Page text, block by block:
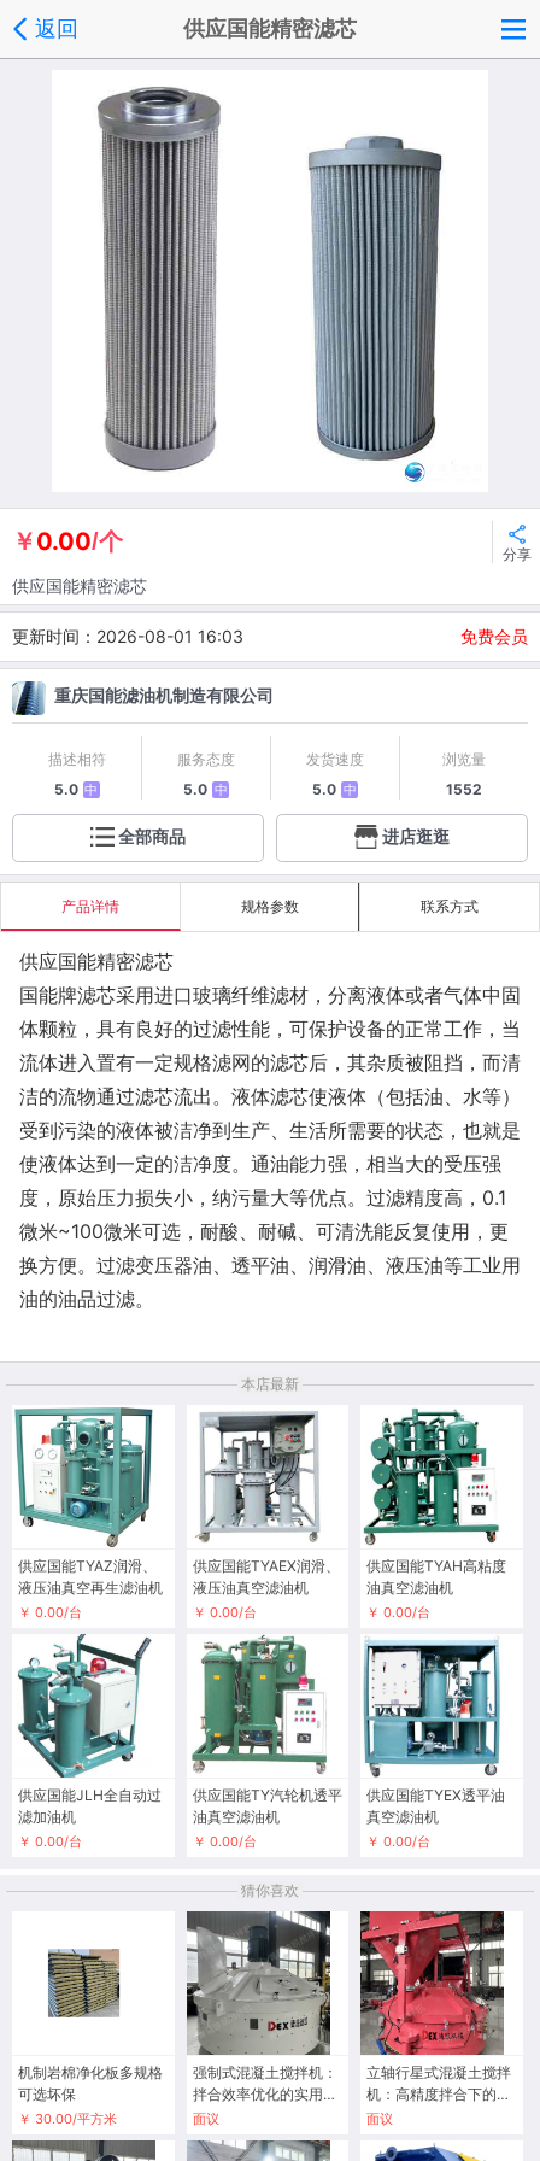
返回 供应国能精密滤芯
￥0.00/个 分享
供应国能精密滤芯
更新时间：2026-08-01 16:03 免费会员
重庆国能滤油机制造有限公司
描述相符
5.0 中
服务态度
5.0 中
发货速度
5.0 中
浏览量
1552
全部商品 进店逛逛
产品详情 规格参数 联系方式
供应国能精密滤芯
国能牌滤芯采用进口玻璃纤维滤材，分离液体或者气体中固
体颗粒，具有良好的过滤性能，可保护设备的正常工作，当
流体进入置有一定规格滤网的滤芯后，其杂质被阻挡，而清
洁的流物通过滤芯流出。液体滤芯使液体（包括油、水等）
受到污染的液体被洁净到生产、生活所需要的状态，也就是
使液体达到一定的洁净度。通油能力强，相当大的受压强
度，原始压力损失小，纳污量大等优点。过滤精度高，0.1
微米~100微米可选，耐酸、耐碱、可清洗能反复使用，更
换方便。过滤变压器油、透平油、润滑油、液压油等工业用
油的油品过滤。
本店最新
供应国能TYAZ润滑、
液压油真空再生滤油机
￥ 0.00/台
供应国能TYAEX润滑、
液压油真空滤油机
￥ 0.00/台
供应国能TYAH高粘度
油真空滤油机
￥ 0.00/台
供应国能JLH全自动过
滤加油机
￥ 0.00/台
供应国能TY汽轮机透平
油真空滤油机
￥ 0.00/台
供应国能TYEX透平油
真空滤油机
￥ 0.00/台
猜你喜欢
机制岩棉净化板多规格
可选坏保
￥ 30.00/平方米
强制式混凝土搅拌机：
拌合效率优化的实用路
径
面议
立轴行星式混凝土搅拌
机：高精度拌合下的效
率平衡
面议